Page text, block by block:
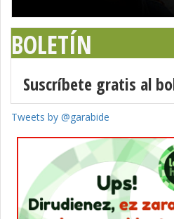
BOLETÍN
Suscríbete gratis al
Tweets by @garabide